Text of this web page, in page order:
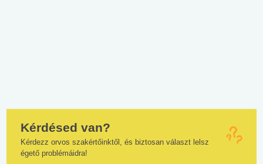
Kérdésed van?
Kérdezz orvos szakértőinktől, és biztosan választ lelsz
égető problémáidra!